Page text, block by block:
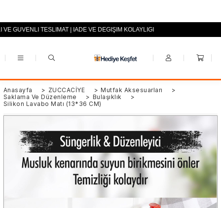
+90 (0553) 694 94 70
GÜVENLİ TESLİMAT | İADE VE DEĞİŞİM KOLAYLIĞI
Anasayfa > ZÜCCACİYE > Mutfak Aksesuarları
>
Saklama Ve Düzenleme
> Bulaşıklık
>
Silikon Lavabo Matı (13*36 CM)